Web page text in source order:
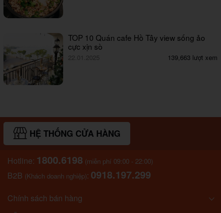
TOP 10 Quán cafe Hồ Tây view sống ảo
cực xịn sò
22.01.2025 139,663 lượt xem
HỆ THỐNG CỬA HÀNG
Hotline: 1800.6198 (miễn phí 09:00 - 22:00)
B2B (Khách doanh nghiệp): 0918.197.299
Chính sách bán hàng